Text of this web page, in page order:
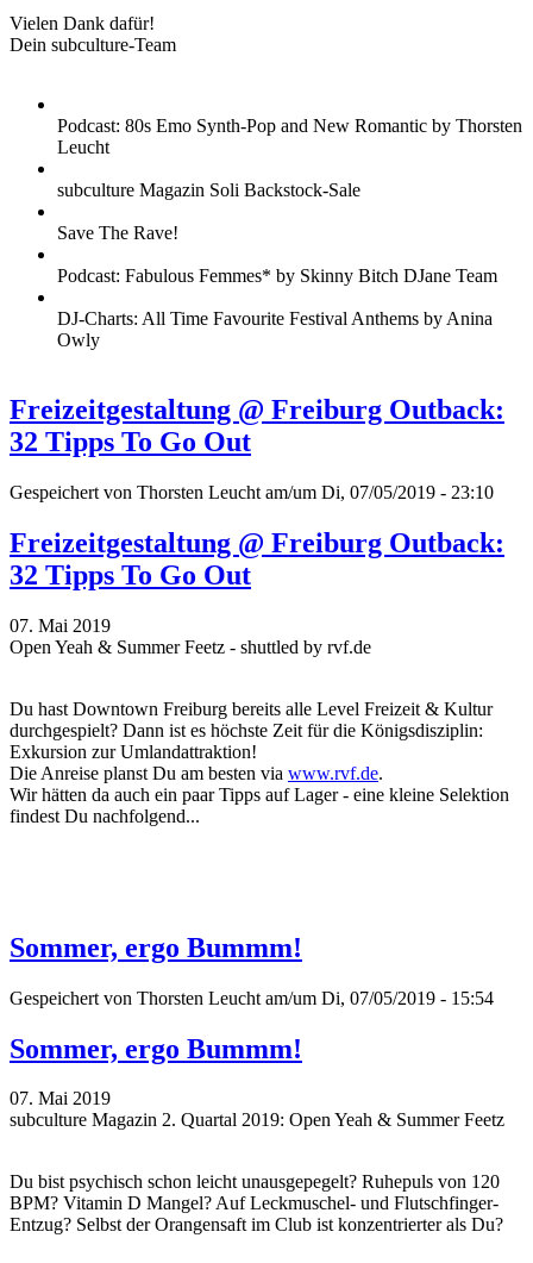
Vielen Dank dafür!
Dein subculture-Team
Podcast: 80s Emo Synth-Pop and New Romantic by Thorsten
Leucht
subculture Magazin Soli Backstock-Sale
Save The Rave!
Podcast: Fabulous Femmes* by Skinny Bitch DJane Team
DJ-Charts: All Time Favourite Festival Anthems by Anina
Owly
Freizeitgestaltung @ Freiburg Outback:
32 Tipps To Go Out
Gespeichert von Thorsten Leucht am/um Di, 07/05/2019 - 23:10
Freizeitgestaltung @ Freiburg Outback:
32 Tipps To Go Out
07. Mai 2019
Open Yeah & Summer Feetz - shuttled by rvf.de
Du hast Downtown Freiburg bereits alle Level Freizeit & Kultur
durchgespielt? Dann ist es höchste Zeit für die Königsdisziplin:
Exkursion zur Umlandattraktion!
Die Anreise planst Du am besten via www.rvf.de.
Wir hätten da auch ein paar Tipps auf Lager - eine kleine Selektion
findest Du nachfolgend...
Sommer, ergo Bummm!
Gespeichert von Thorsten Leucht am/um Di, 07/05/2019 - 15:54
Sommer, ergo Bummm!
07. Mai 2019
subculture Magazin 2. Quartal 2019: Open Yeah & Summer Feetz
Du bist psychisch schon leicht unausgepegelt? Ruhepuls von 120
BPM? Vitamin D Mangel? Auf Leckmuschel- und Flutschfinger-
Entzug? Selbst der Orangensaft im Club ist konzentrierter als Du?